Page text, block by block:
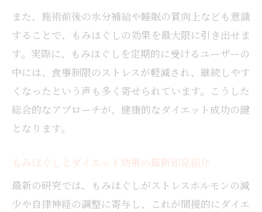
また、施術前後の水分補給や睡眠の質向上なども意識
することで、もみほぐしの効果を最大限に引き出せま
す。実際に、もみほぐしを定期的に受けるユーザーの
中には、食事制限のストレスが軽減され、継続しやす
くなったという声も多く寄せられています。こうした
総合的なアプローチが、健康的なダイエット成功の鍵
となります。
もみほぐしとダイエット効果の最新知見紹介
最新の研究では、もみほぐしがストレスホルモンの減
少や自律神経の調整に寄与し、これが間接的にダイエ